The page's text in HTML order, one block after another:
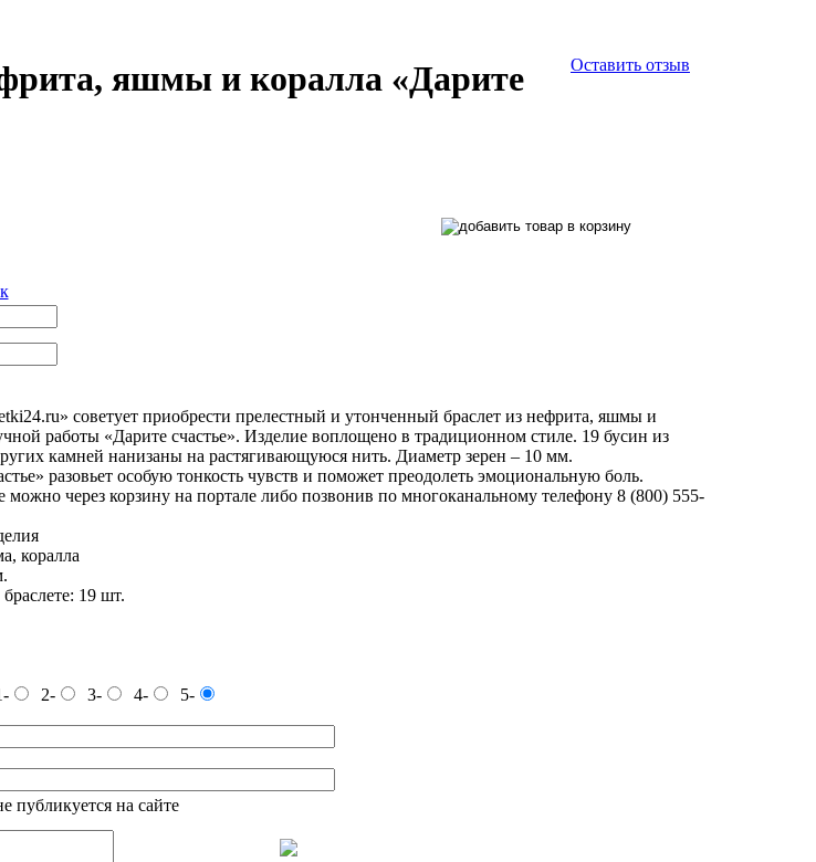
яшмы и коралла «Дарите
Оставить отзыв
советует приобрести прелестный и утонченный браслет из нефрита, яшмы и
работы «Дарите счастье». Изделие воплощено в традиционном стиле. 19 бусин из
камней нанизаны на растягивающуюся нить. Диаметр зерен – 10 мм.
разовьет особую тонкость чувств и поможет преодолеть эмоциональную боль.
можно через корзину на портале либо позвонив по многоканальному телефону 8 (800) 555-
коралла
19 шт.
2- 3- 4- 5-
публикуется на сайте